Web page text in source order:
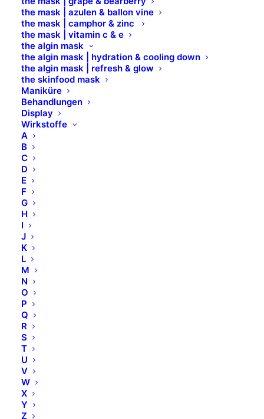
the mask | azulen & ballon vine
the mask | camphor & zinc
the mask | vitamin c & e
the algin mask
the algin mask | hydration & cooling down
the algin mask | refresh & glow
the skinfood mask
Maniküre
Behandlungen
Display
Wirkstoffe
A
B
C
D
E
F
G
H
I
J
K
L
M
N
O
P
Q
R
S
T
U
V
W
X
Y
Z
berücksichtigt den hydrolipidischen Hautmantels
Art.Nr. 1232003, 500 ml
MEHR ERFAHREN